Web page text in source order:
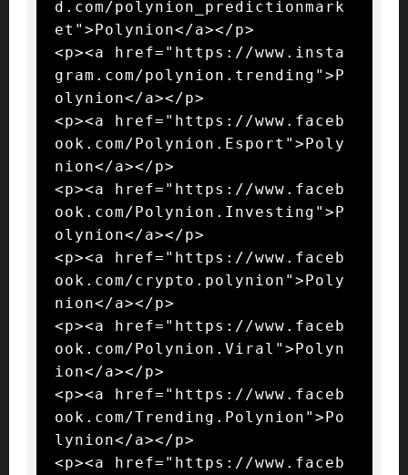
d.com/polynion_predictionmark
et">Polynion</a></p>
<p><a href="https://www.insta
gram.com/polynion.trending">P
olynion</a></p>
<p><a href="https://www.faceb
ook.com/Polynion.Esport">Poly
nion</a></p>
<p><a href="https://www.faceb
ook.com/Polynion.Investing">P
olynion</a></p>
<p><a href="https://www.faceb
ook.com/crypto.polynion">Poly
nion</a></p>
<p><a href="https://www.faceb
ook.com/Polynion.Viral">Polyn
ion</a></p>
<p><a href="https://www.faceb
ook.com/Trending.Polynion">Po
lynion</a></p>
<p><a href="https://www.faceb